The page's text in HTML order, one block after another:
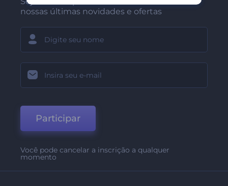
nossas últimas novidades e ofertas
Participar
Você pode cancelar a inscrição a qualquer
momento